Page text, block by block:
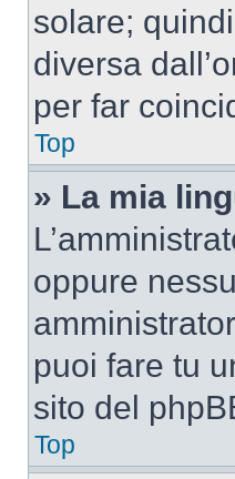
solare;
diversa
per far
Top
» La mia
oppure
puoi fare tu
sito del
Top